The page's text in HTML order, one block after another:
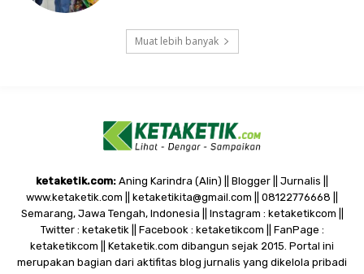
Muat lebih banyak
ketaketik.com: Aning Karindra (Alin) || Blogger || Jurnalis ||
www.ketaketik.com || ketaketikita@gmail.com || 08122776668 ||
Semarang, Jawa Tengah, Indonesia || Instagram : ketaketikcom ||
Twitter : ketaketik || Facebook : ketaketikcom || FanPage :
ketaketikcom || Ketaketik.com dibangun sejak 2015. Portal ini
merupakan bagian dari aktifitas blog jurnalis yang dikelola pribadi